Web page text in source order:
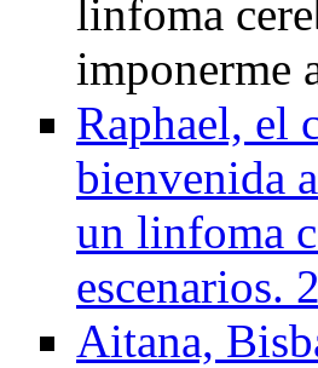
linfoma
imponerme
Raphael, el
bienvenida
un linfoma
escenarios.
Aitana,